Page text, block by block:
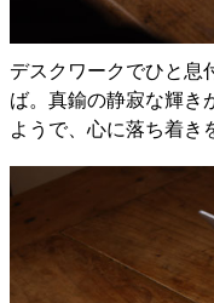
デスクワークでひと息
ば。真鍮の静寂な輝き
ようで、心に落ち着き